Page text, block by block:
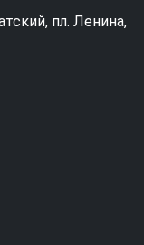
пл. Ленина,